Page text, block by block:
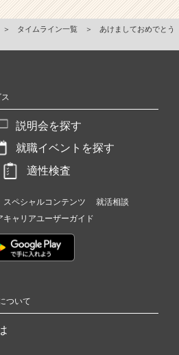
＞ タイムライン一覧 ＞
あけましておめでとう
説明会を探す
就職イベントを探す
適性検査
スペシャルコンテンツ
就活相談
キャリアユーザーガイド
ついて